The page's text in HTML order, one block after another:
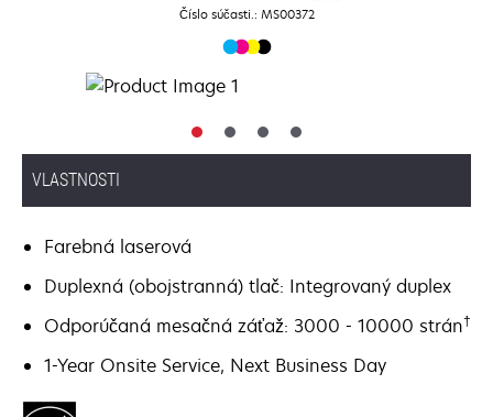
Číslo súčasti.: MS00372
VLASTNOSTI
Farebná laserová
Duplexná (obojstranná) tlač: Integrovaný duplex
Odporúčaná mesačná záťaž: 3000 - 10000 strán†
1-Year Onsite Service, Next Business Day